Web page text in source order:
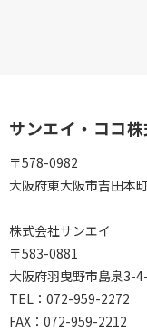
サンエイ・ココ
〒578-0982
大阪府東大阪市吉田本
株式会社サンエイ
〒583-0881
大阪府羽曳野市島泉3-
TEL：072-959-2272
FAX：072-959-2212